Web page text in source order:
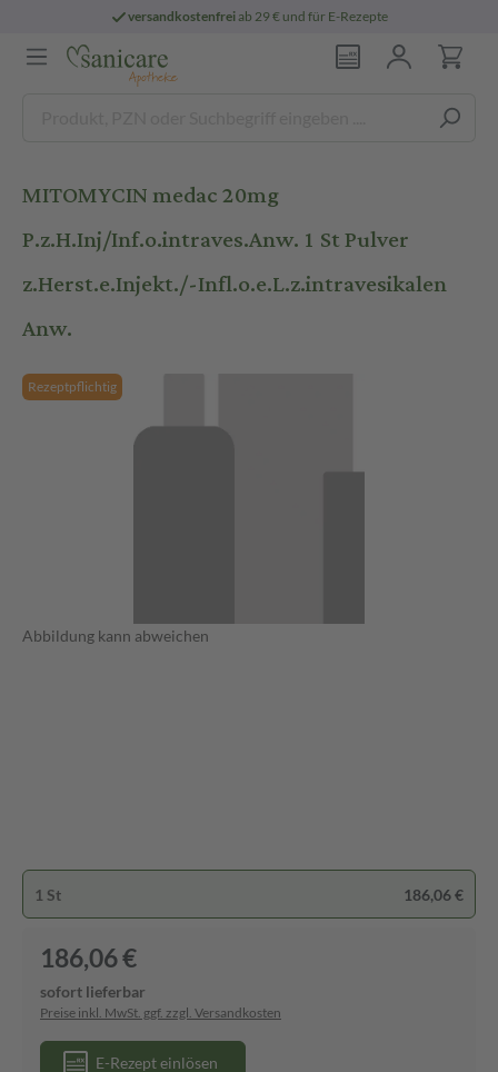
versandkostenfreiab 29 € und für E-Rezepte
MITOMYCIN medac 20mg
P.z.H.Inj/Inf.o.intraves.Anw. 1 St Pulver
z.Herst.e.Injekt./-Infl.o.e.L.z.intravesikalen
Anw.
Rezeptpflichtig
Abbildung kann abweichen
1 St 186,06 €
186,06 €
sofort lieferbar
Preise inkl. MwSt. ggf. zzgl. Versandkosten
E-Rezept einlösen